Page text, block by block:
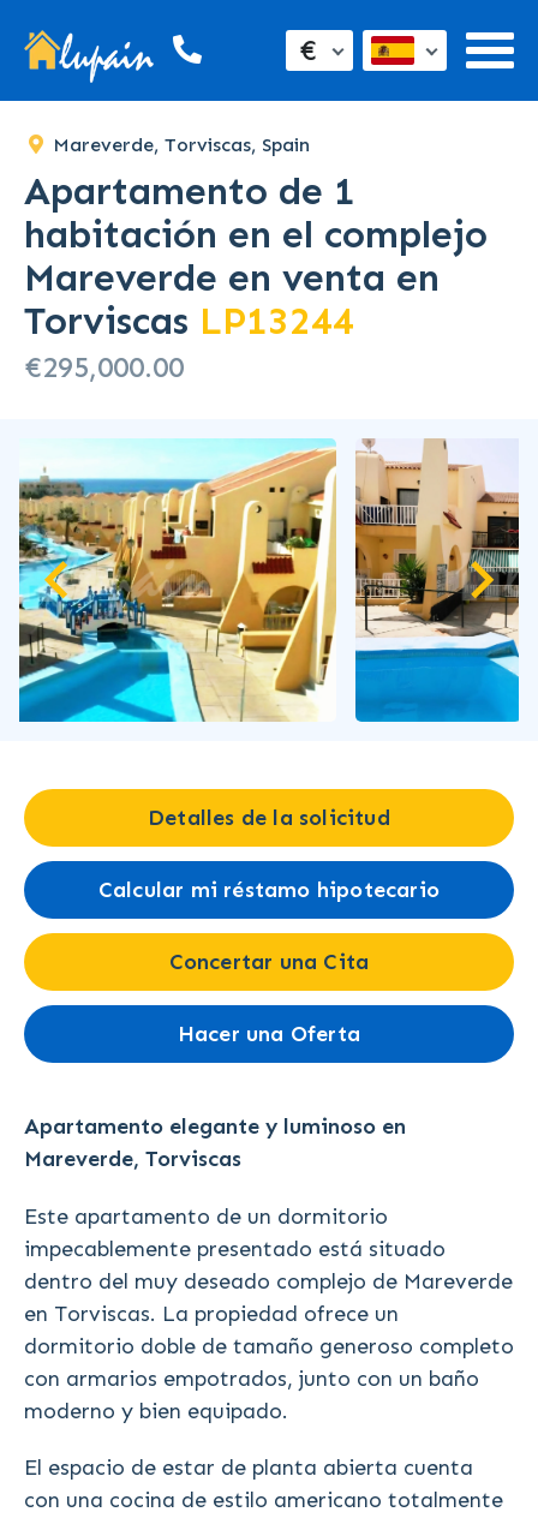
€
Mareverde, Torviscas, Spain
Apartamento de 1
habitación en el complejo
Mareverde en venta en
Torviscas LP13244
€295,000.00
Detalles de la solicitud
Calcular mi réstamo hipotecario
Concertar una Cita
Hacer una Oferta
Apartamento elegante y luminoso en
Mareverde, Torviscas
Este apartamento de un dormitorio
impecablemente presentado está situado
dentro del muy deseado complejo de Mareverde
en Torviscas. La propiedad ofrece un
dormitorio doble de tamaño generoso completo
con armarios empotrados, junto con un baño
moderno y bien equipado.
El espacio de estar de planta abierta cuenta
con una cocina de estilo americano totalmente